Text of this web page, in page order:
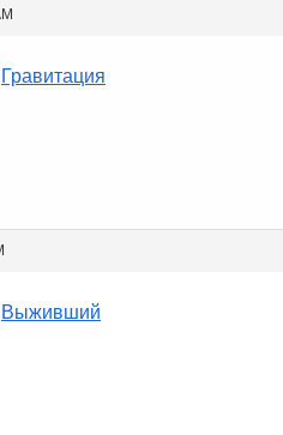
Гравитация
Выживший